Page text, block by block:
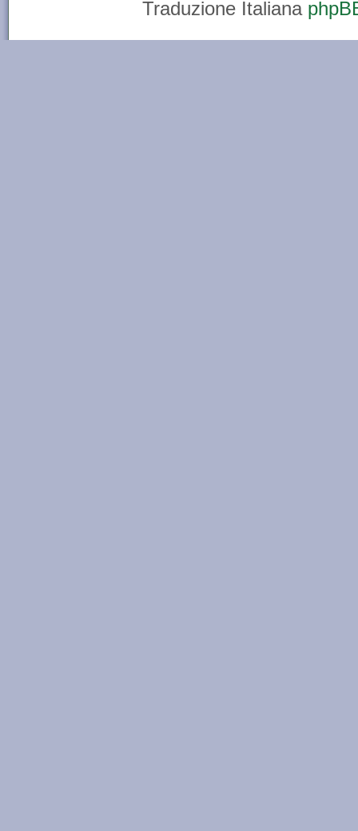
Traduzione Italiana